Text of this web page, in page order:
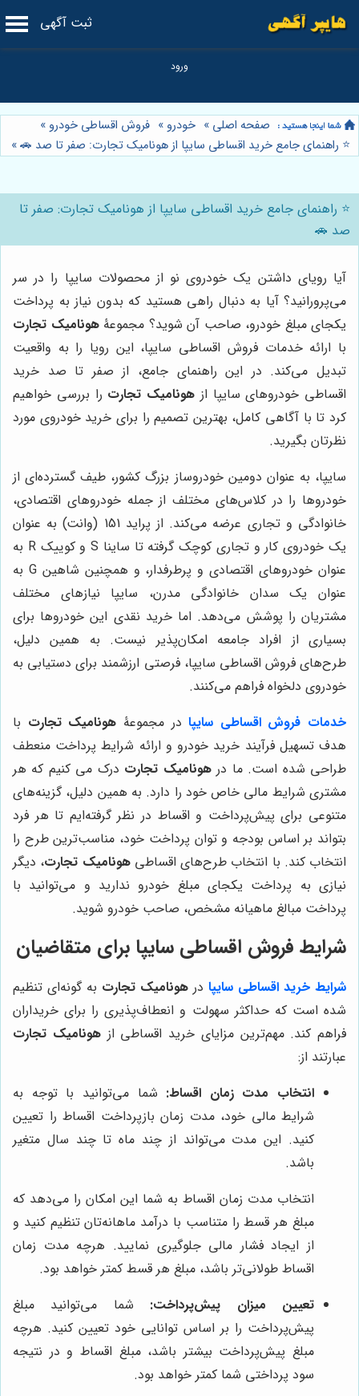
ثبت آگهی
صفحه اصلی » خودرو » فروش اقساطی خودرو »
⭐️ راهنمای جامع خرید اقساطی سایپا از هونامیک تجارت: صفر تا صد 🚗»
⭐️ راهنمای جامع خرید اقساطی سایپا از هونامیک تجارت: صفر تا
صد 🚗
آیا رویای داشتن یک خودروی نو از محصولات سایپا را در سر
می‌پرورانید؟ آیا به دنبال راهی هستید که بدون نیاز به پرداخت
یکجای مبلغ خودرو، صاحب آن شوید؟ مجموعۀهونامیک تجارت
با ارائه خدمات فروش اقساطی سایپا، این رویا را به واقعیت
تبدیل می‌کند. در این راهنمای جامع، از صفر تا صد خرید
اقساطی خودروهای سایپا از هونامیک تجارت را بررسی خواهیم
کرد تا با آگاهی کامل، بهترین تصمیم را برای خرید خودروی مورد
نظرتان بگیرید.
سایپا، به عنوان دومین خودروساز بزرگ کشور، طیف گسترده‌ای از
خودروها را در کلاس‌های مختلف از جمله خودروهای اقتصادی،
خانوادگی و تجاری عرضه می‌کند. از پراید 151 (وانت) به عنوان
یک خودروی کار و تجاری کوچک گرفته تا ساینا S و کوییک R به
عنوان خودروهای اقتصادی و پرطرفدار، و همچنین شاهین G به
عنوان یک سدان خانوادگی مدرن، سایپا نیازهای مختلف
مشتریان را پوشش می‌دهد. اما خرید نقدی این خودروها برای
بسیاری از افراد جامعه امکان‌پذیر نیست. به همین دلیل،
طرح‌های فروش اقساطی سایپا، فرصتی ارزشمند برای دستیابی به
خودروی دلخواه فراهم می‌کنند.
خدمات فروش اقساطی سایپادر مجموعۀ هونامیک تجارت با
هدف تسهیل فرآیند خرید خودرو و ارائه شرایط پرداخت منعطف
طراحی شده است. ما درهونامیک تجارت درک می کنیم که هر
مشتری شرایط مالی خاص خود را دارد. به همین دلیل، گزینه‌های
متنوعی برای پیش‌پرداخت و اقساط در نظر گرفته‌ایم تا هر فرد
بتواند بر اساس بودجه و توان پرداخت خود، مناسب‌ترین طرح را
انتخاب کند. با انتخاب طرح‌های اقساطیهونامیک تجارت، دیگر
نیازی به پرداخت یکجای مبلغ خودرو ندارید و می‌توانید با
پرداخت مبالغ ماهیانه مشخص، صاحب خودرو شوید.
شرایط فروش اقساطی سایپا برای متقاضیان
شرایط خرید اقساطی سایپا در هونامیک تجارت به گونه‌ای تنظیم
شده است که حداکثر سهولت و انعطاف‌پذیری را برای خریداران
فراهم کند. مهم‌ترین مزایای خرید اقساطی ازهونامیک تجارت
عبارتند از:
انتخاب مدت زمان اقساط: شما می‌توانید با توجه به
شرایط مالی خود، مدت زمان بازپرداخت اقساط را تعیین
کنید. این مدت می‌تواند از چند ماه تا چند سال متغیر
باشد.
انتخاب مدت زمان اقساط به شما این امکان را می‌دهد که
مبلغ هر قسط را متناسب با درآمد ماهانه‌تان تنظیم کنید و
از ایجاد فشار مالی جلوگیری نمایید. هرچه مدت زمان
اقساط طولانی‌تر باشد، مبلغ هر قسط کمتر خواهد بود.
تعیین میزان پیش‌پرداخت: شما می‌توانید مبلغ
پیش‌پرداخت را بر اساس توانایی خود تعیین کنید. هرچه
مبلغ پیش‌پرداخت بیشتر باشد، مبلغ اقساط و در نتیجه
سود پرداختی شما کمتر خواهد بود.